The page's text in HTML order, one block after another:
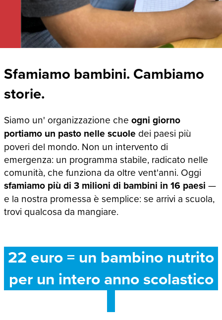
Sfamiamo bambini. Cambiamo
storie.
Siamo un' organizzazione che ogni giorno
portiamo un pasto nelle scuole dei paesi più
poveri del mondo. Non un intervento di
emergenza: un programma stabile, radicato nelle
comunità, che funziona da oltre vent'anni. Oggi
sfamiamo più di 3 milioni di bambini in 16 paesi —
e la nostra promessa è semplice: se arrivi a scuola,
trovi qualcosa da mangiare.
22 euro = un bambino nutrito
per un intero anno scolastico